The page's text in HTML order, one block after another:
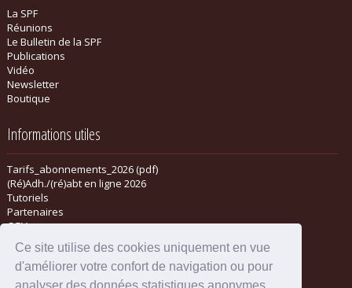
Ce site utilise des cookies uniquement en vue
d'améliorer votre confort de navigation ou pour
analyser des données statistiques anonymes.
La SPF
Réunions
Le Bulletin de la SPF
Publications
Vidéo
Newsletter
Boutique
Informations utiles
Tarifs_abonnements_2026 (pdf)
(Ré)Adh./(ré)abt en ligne 2026
Tutoriels
Partenaires
CGV